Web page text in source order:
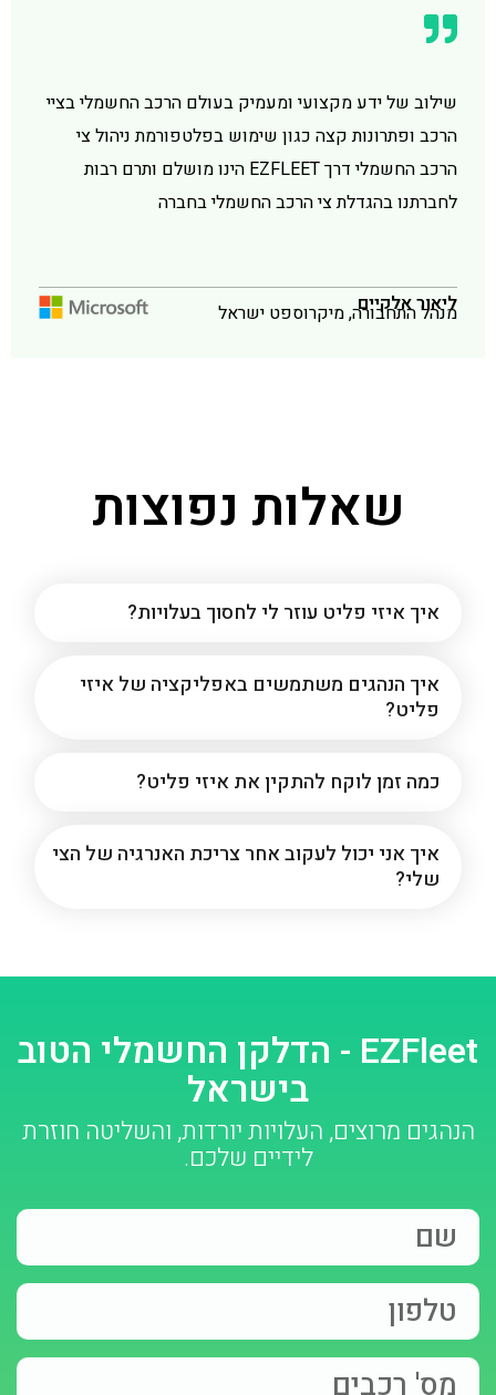
שילוב של ידע מקצועי ומעמיק בעולם הרכב החשמלי בציי
הרכב ופתרונות קצה כגון שימוש בפלטפורמת ניהול צי
הרכב החשמלי דרך EZFLEET הינו מושלם ותרם רבות
לחברתנו בהגדלת צי הרכב החשמלי בחברה
ליאור אלקיים
מנהל התחבורה, מיקרוספט ישראל
שאלות נפוצות
איך איזי פליט עוזר לי לחסוך בעלויות?
איך הנהגים משתמשים באפליקציה של איזי
פליט?
כמה זמן לוקח להתקין את איזי פליט?
איך אני יכול לעקוב אחר צריכת האנרגיה של הצי
שלי?
EZFleet - הדלקן החשמלי הטוב
בישראל
הנהגים מרוצים, העלויות יורדות, והשליטה חוזרת
לידיים שלכם.